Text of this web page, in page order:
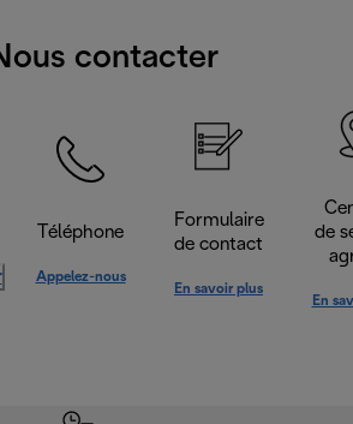
contacter
Téléphone
Appelez-nous
Formulaire
de contact
En savoir plus
de
En